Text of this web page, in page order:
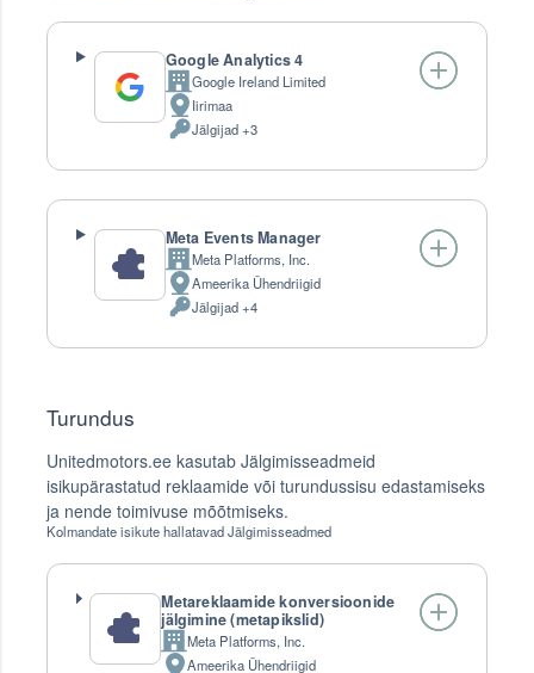
Google Analytics 4
Company:
Google Ireland Limited
Töötlemise
koht:
Iirimaa
Töödeldud
Jälgijad +3
Meta Events Manager
Company:Meta Platforms, Inc.
Töötlemise
koht:
Ameerika Ühendriigid
Töödeldud
Jälgijad +4
Turundus
Unitedmotors.ee kasutab Jälgimisseadmeid
isikupärastatud reklaamide või turundussisu edastamiseks
ja nende toimivuse mõõtmiseks.
Kolmandate isikute hallatavad Jälgimisseadmed
Metareklaamide konversioonide
jälgimine (metapikslid)
Company:Meta Platforms, Inc.
Ameerika Ühendriigid